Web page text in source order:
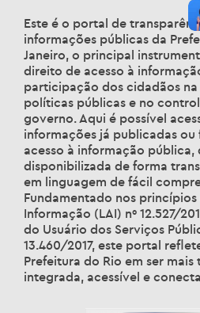
Este é o portal de
informações públicas da
Janeiro, o principal
direito de acesso à
participação dos cidadãos
políticas públicas e no
governo. Aqui é possível
informações já publicadas
acesso à informação pública,
disponibilizada de forma
em linguagem de fácil
Fundamentado nos princípios
Informação (LAI) nº 12.527/
do Usuário dos Serviços
13.460/2017, este portal
Prefeitura do Rio em ser mais
integrada, acessível e